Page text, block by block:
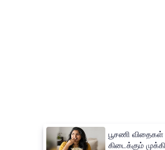
பூசணி விதைகள்
கிடைக்கும்